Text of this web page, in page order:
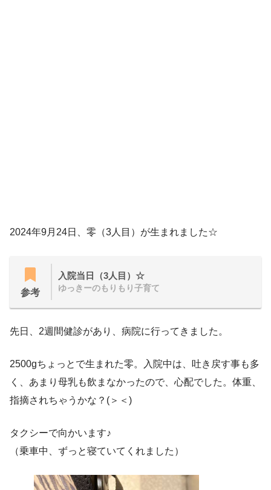
2024年9月24日、零（3人目）が生まれました☆
参考
入院当日（3人目）☆
ゆっきーのもりもり子育て
先日、2週間健診があり、病院に行ってきました。
2500gちょっとで生まれた零。入院中は、吐き戻す事も多
く、あまり母乳も飲まなかったので、心配でした。体重、
指摘されちゃうかな？(＞＜)
タクシーで向かいます♪
（乗車中、ずっと寝ていてくれました）